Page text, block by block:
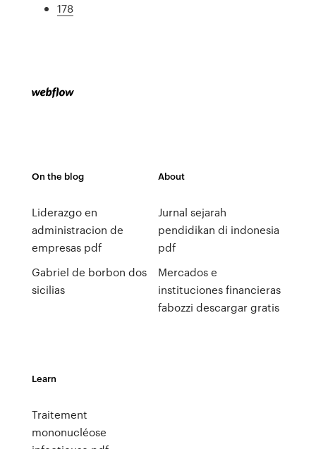
178
On the blog
Liderazgo en
administracion de
empresas pdf
Gabriel de borbon dos
sicilias
About
Jurnal sejarah
pendidikan di indonesia
pdf
Mercados e
instituciones financieras
fabozzi descargar gratis
Learn
Traitement
mononucléose